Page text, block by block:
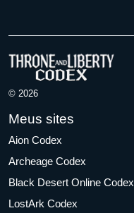
© 2026
Meus sites
Aion Codex
Archeage Codex
Black Desert Online Codex
LostArk Codex